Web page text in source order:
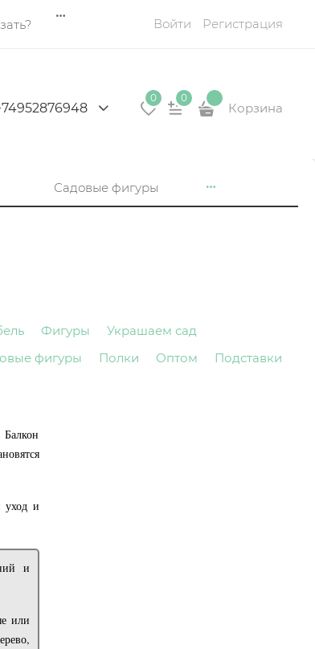
Войти Регистрация
0 0
Корзина
Садовые фигуры
Фигуры
Украшаем сад
фигуры Полки Оптом
Подставки
уход и
и
или